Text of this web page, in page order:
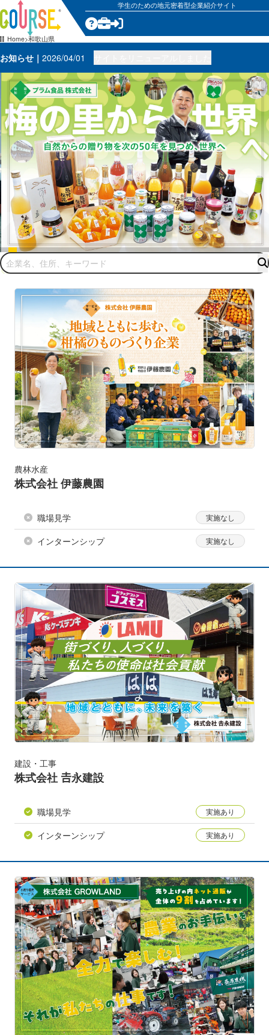
学生のための地元密着型企業紹介サイト
Home 和歌山県
お知らせ 2026/04/01
農林水産
株式会社 伊藤農園
職場見学
インターンシップ
建設・工事
株式会社 𠮷永建設
職場見学
インターンシップ